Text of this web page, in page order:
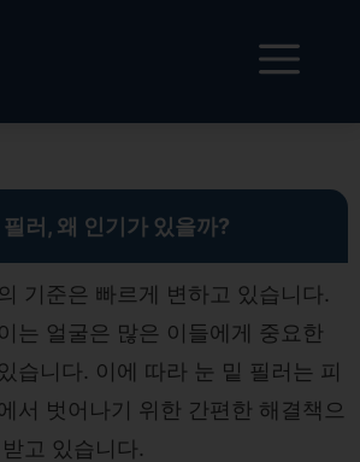
메
뉴
필러, 왜 인기가 있을까?
기준은 빠르게 변하고 있습니다.
는 얼굴은 많은 이들에게 중요한
습니다. 이에 따라 눈 밑 필러는 피
서 벗어나기 위한 간편한 해결책으
고 있습니다.